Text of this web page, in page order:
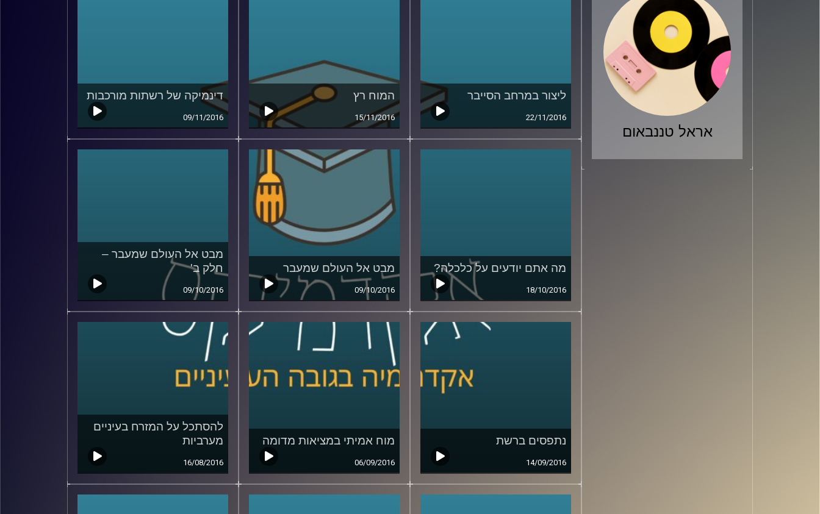
אראל טננבאום
ליצור במרחב הסייבר
22/11/2016
המוח רץ
15/11/2016
דינמיקה של רשתות מורכבות
09/11/2016
מה אתם יודעים על כלכלה?
18/10/2016
מבט אל העולם שמעבר
09/10/2016
מבט אל העולם שמעבר –
חלק ב'
09/10/2016
נתפסים ברשת
14/09/2016
מוח אמיתי במציאות מדומה
06/09/2016
להסתכל על המזרח בעיניים
מערביות
16/08/2016